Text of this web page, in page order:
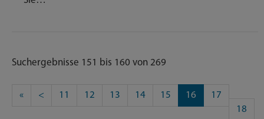
Suchergebnisse 151 bis 160 von 269
« < 11 12 13 14 15 16
17
18